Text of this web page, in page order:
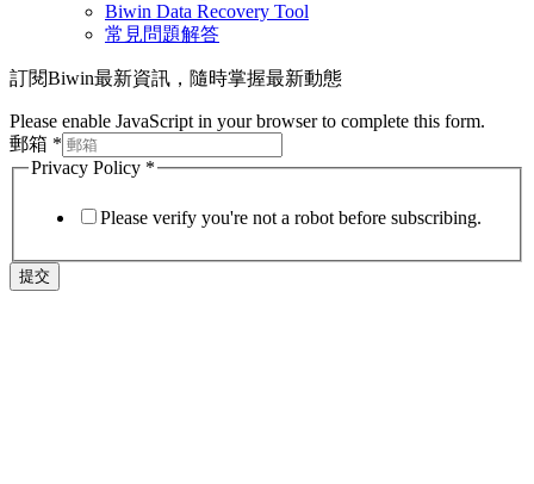
Biwin Data Recovery Tool
常見問題解答
訂閱Biwin最新資訊，隨時掌握最新動態
Please enable JavaScript in your browser to complete this form.
郵箱 *
Privacy Policy *
Please verify you're not a robot before subscribing.
提交